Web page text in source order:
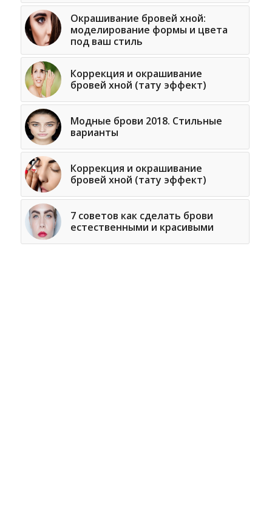
Окрашивание бровей хной:
моделирование формы и цвета
под ваш стиль
Коррекция и окрашивание
бровей хной (тату эффект)
Модные брови 2018. Стильные
варианты
Коррекция и окрашивание
бровей хной (тату эффект)
7 советов как сделать брови
естественными и красивыми